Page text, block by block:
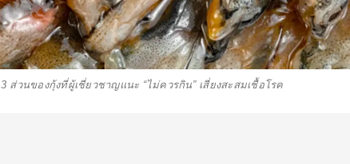
3 ส่วนของกุ้งที่ผู้เชี่ยวชาญแนะ “ไม่ควรกิน” เสี่ยงสะสมเชื้อโรค